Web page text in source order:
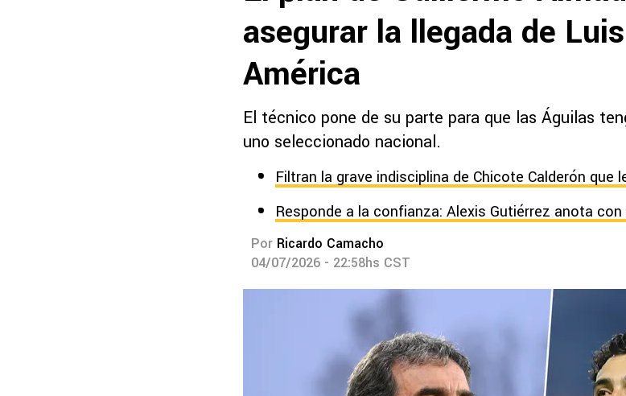
asegurar la llegada de
América
El técnico pone de su parte para que las Águilas
uno seleccionado nacional.
Filtran la grave indisciplina de Chicote Calderón que
Responde a la confianza: Alexis Gutiérrez anota
Por Ricardo Camacho
04/07/2026 - 22:58hs CST